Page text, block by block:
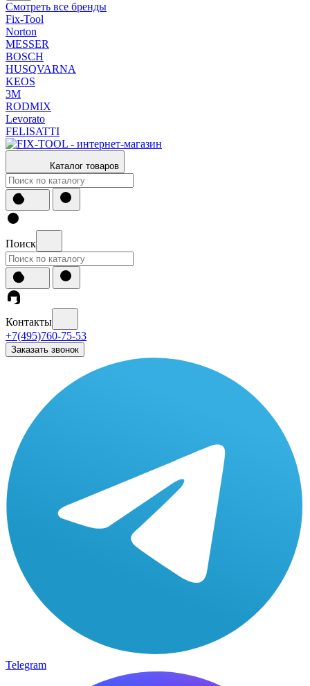
Смотреть все бренды
Fix-Tool
Norton
MESSER
BOSCH
HUSQVARNA
KEOS
3М
RODMIX
Levorato
FELISATTI
Каталог товаров
Поиск
Контакты
+7(495)760-75-53
Заказать звонок
Telegram